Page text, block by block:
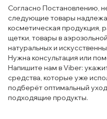
Согласно Постановлению,
следующие товары
косметическая продукция,
щетки, товары в
натуральных и
Нужна консультация или
Напишите нам в Viber:
средства, которые уже
подберёт оптимальный
подходящие продукты.